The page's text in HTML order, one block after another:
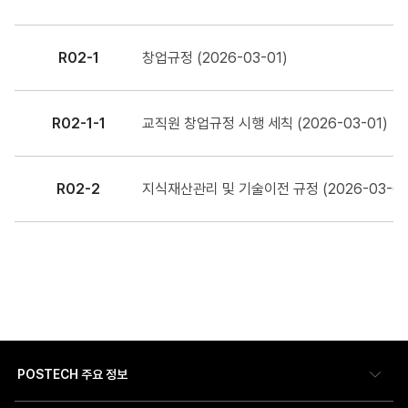
R02-1 창업규정 (2026-03-01)
R02-1-1 교직원 창업규정 시행 세칙 (2026-03-01)
R02-2 지식재산관리 및 기술이전 규정 (2026-03-
POSTECH 주요 정보